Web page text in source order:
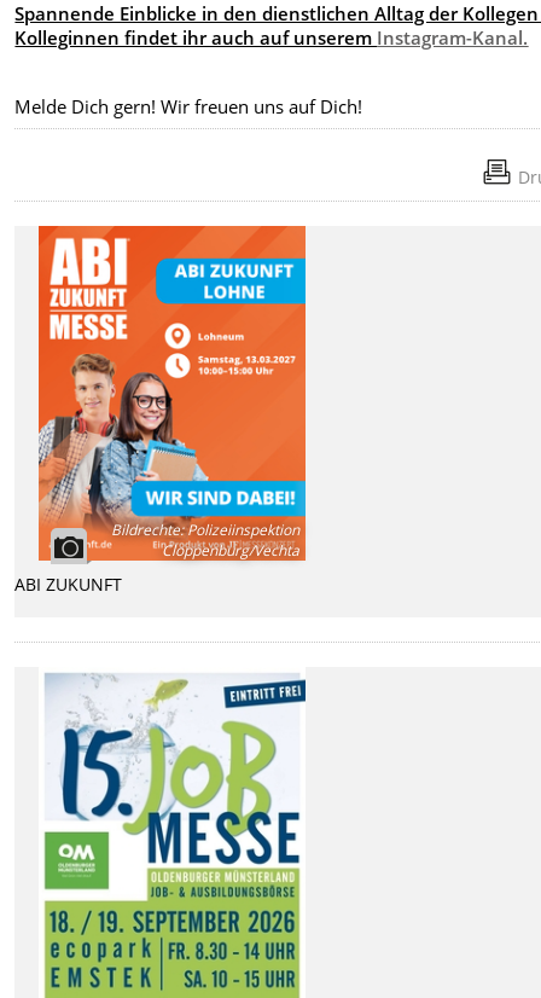
Spannende Einblicke in den dienstlichen Alltag der
Kolleginnen findet ihr auch auf unserem Instagram-Kanal.
Melde Dich gern! Wir freuen uns auf Dich!
Bildrechte:Polizeiinspektion
Cloppenburg/Vechta
ABI ZUKUNFT